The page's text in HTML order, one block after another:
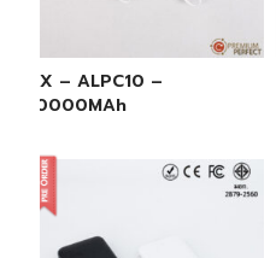
AX – ALPC10 –
10000MAh